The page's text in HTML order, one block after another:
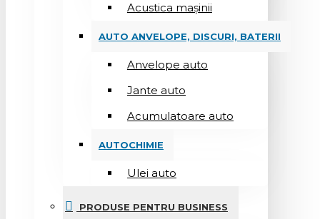
Acustica mașinii
AUTO ANVELOPE, DISCURI, BATERII
Anvelope auto
Jante auto
Acumulatoare auto
AUTOCHIMIE
Ulei auto
PRODUSE PENTRU BUSINESS